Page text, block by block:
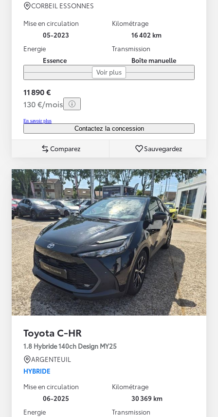
CORBEIL ESSONNES
Mise en circulation
05-2023
Kilométrage
16 402 km
Energie
Essence
Transmission
Boîte manuelle
Voir plus
11 890 €
130 €/mois
En savoir plus
Contactez la concession
Comparez Sauvegardez
Toyota C-HR
1.8 Hybride 140ch Design MY25
ARGENTEUIL
HYBRIDE
Mise en circulation
06-2025
Kilométrage
30 369 km
Energie
Transmission